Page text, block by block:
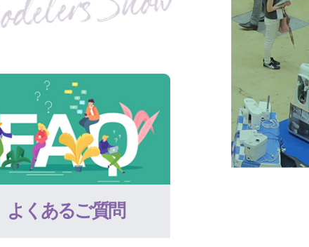
よくあるご質問